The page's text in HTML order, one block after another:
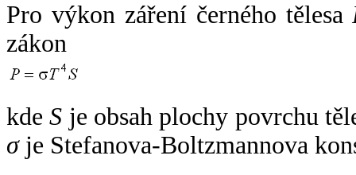
Pro výkon záření černého tělesa
zákon
kdeS je obsah plochy povrchu
σje Stefanova-Boltzmannova